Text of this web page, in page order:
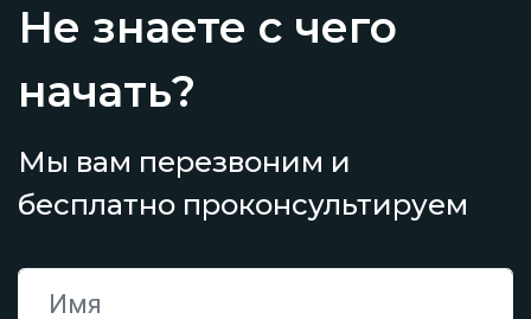
Не знаете с чего
начать?
Мы вам перезвоним и
бесплатно проконсультируем